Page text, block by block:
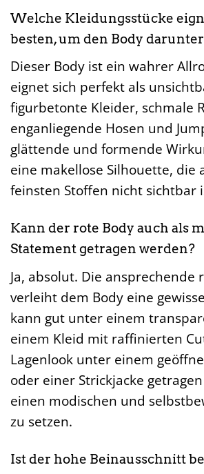
Welche Kleidungsstücke
besten, um den Body
Dieser Body ist ein wahrer
eignet sich perfekt als
figurbetonte Kleider, schmale
enganliegende Hosen und
glättende und formende
eine makellose Silhouette, die
feinsten Stoffen nicht sichtbar
Kann der rote Body auch als
Statement getragen werden?
Ja, absolut. Die ansprechende
verleiht dem Body eine
kann gut unter einem
einem Kleid mit raffinierten
Lagenlook unter einem
oder einer Strickjacke
einen modischen und
zu setzen.
Ist der hohe Beinausschnitt